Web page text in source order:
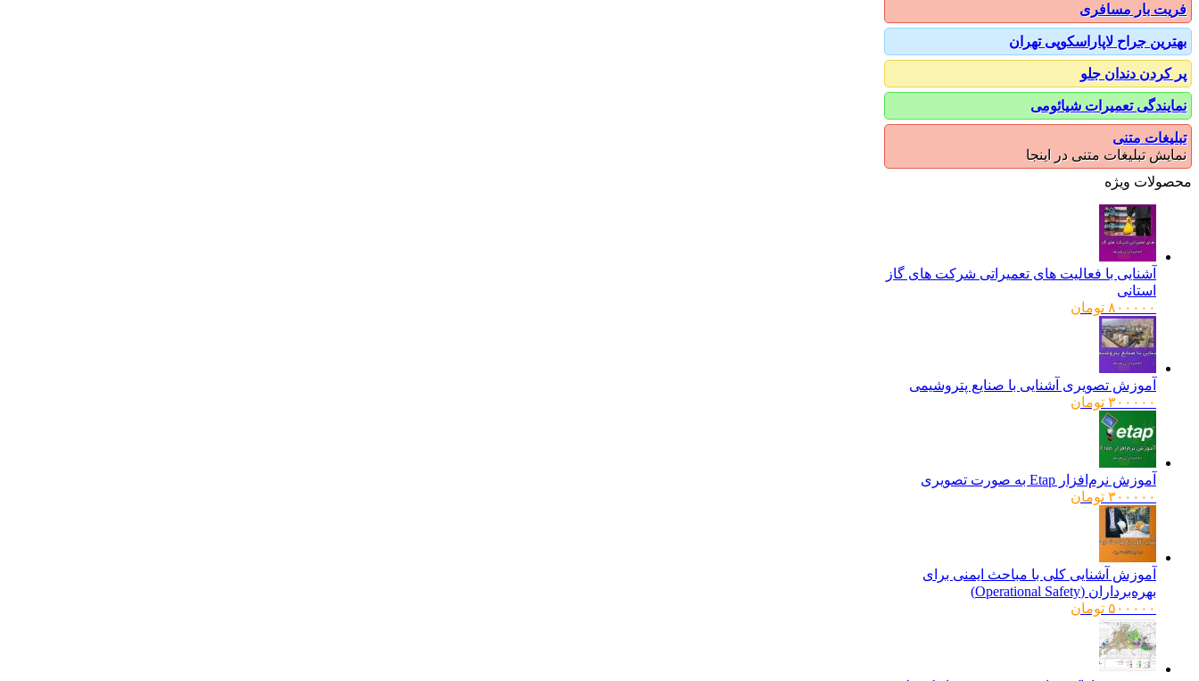
فریت بار مسافری
بهترین جراح لاپاراسکوپی تهران
پر کردن دندان جلو
نمایندگی تعمیرات شیائومی
تبلیغات متنی
نمایش تبلیغات متنی در اینجا
محصولات ویژه
آشنایی با فعالیت های تعمیراتی شرکت های گاز
استانی
۸۰۰۰۰۰ تومان
آموزش تصویری آشنایی با صنایع پتروشیمی
۳۰۰۰۰۰ تومان
آموزش نرم‌افزار Etap به صورت تصویری
۳۰۰۰۰۰ تومان
آموزش آشنایی کلی با مباحث ایمنی برای
بهره‌برداران (Operational Safety)
۵۰۰۰۰۰ تومان